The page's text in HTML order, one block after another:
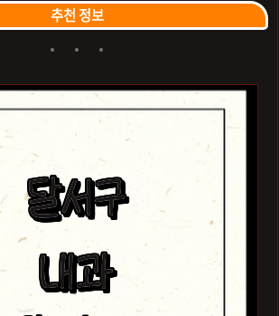
추천 정보